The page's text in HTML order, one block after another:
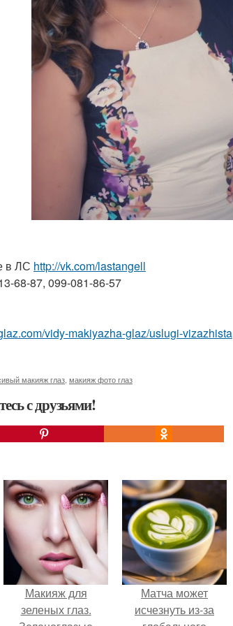
в ЛС http://vk.com/lastangell
68-87, 099-081-86-57
vidy-makiyazha-glaz/uslugi-vizazhista
макияж глаз, макияж фото глаз
с друзьями!
Макияж для
зеленых глаз.
Матча может
исчезнуть из-за